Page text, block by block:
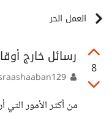
العمل الحر
8
رسائل خارج
من أكثر الأمور